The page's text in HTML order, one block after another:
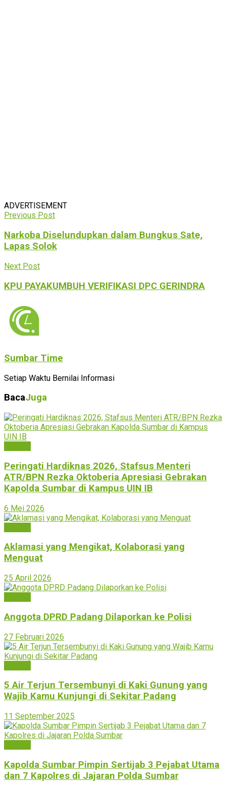
ADVERTISEMENT
Previous Post
Narkoba Diselundupkan dalam Bungkus Sate,
Lapas Solok
Next Post
KPU PAYAKUMBUH VERIFIKASI DPC GERINDRA
Sumbar Time
Setiap Waktu Bernilai Informasi
BacaJuga
Peringati Hardiknas 2026, Stafsus Menteri
ATR/BPN Rezka Oktoberia Apresiasi Gebrakan
Kapolda Sumbar di Kampus UIN IB
6 Mei 2026
Aklamasi yang Mengikat, Kolaborasi yang
Menguat
25 April 2026
Anggota DPRD Padang Dilaporkan ke Polisi
27 Februari 2026
5 Air Terjun Tersembunyi di Kaki Gunung yang
Wajib Kamu Kunjungi di Sekitar Padang
11 September 2025
Kapolda Sumbar Pimpin Sertijab 3 Pejabat Utama
dan 7 Kapolres di Jajaran Polda Sumbar